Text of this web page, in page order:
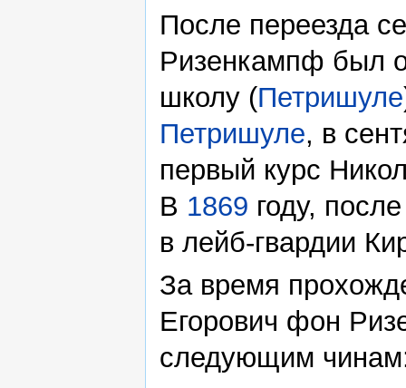
После переезда
Ризенкампф был
школу (Петришуле
Петришуле, в
первый курс
В 1869 году,
в лейб-гвардии
За время
Егорович фон
следующим